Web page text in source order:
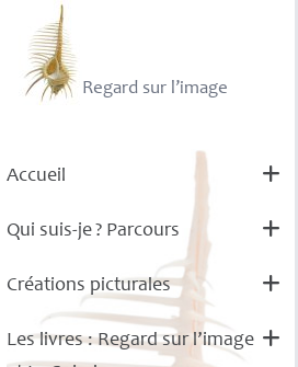
Regard sur l’image
Accueil
Qui suis-je? Parcours
Créations picturales
Les livres : Regard sur l’image